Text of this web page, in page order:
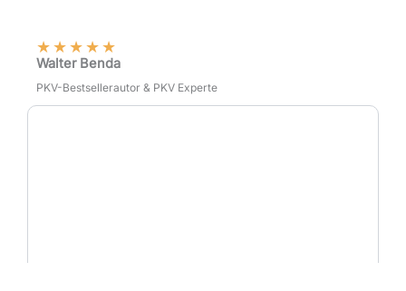
★★★★★
Walter Benda
PKV-Bestsellerautor & PKV Experte